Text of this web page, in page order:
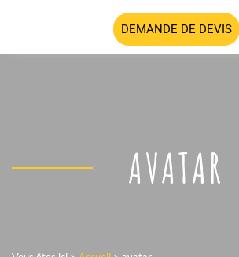
DEMANDE DE DEVIS
AVATAR